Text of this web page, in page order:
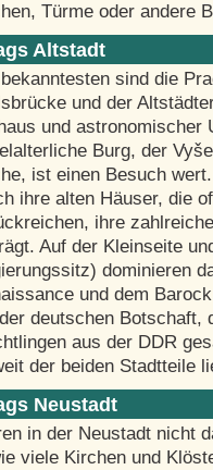
Türme oder andere
Altstadt
sind die
und der
und astronomischer
Burg, der
ist einen Besuch
ihre alten Häuser, die
ihre
Auf der Kleinseite
dominieren
und dem
deutschen Botschaft,
aus der DDR
der beiden Stadtteile
Neustadt
in der Neustadt nicht
viele Kirchen und